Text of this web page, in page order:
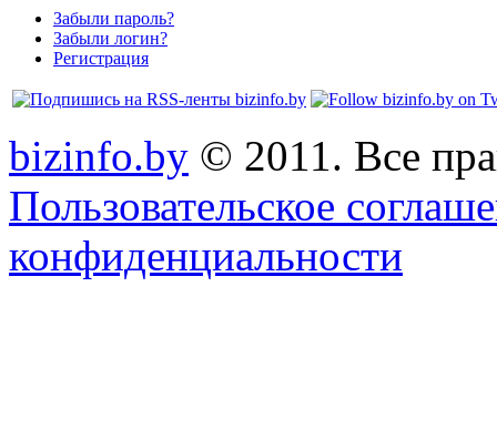
Забыли пароль?
Забыли логин?
Регистрация
bizinfo.by © 2011. Все
Пользовательское
конфиденциальности